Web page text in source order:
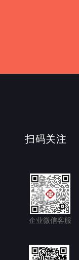
扫码关注
企业微信客服